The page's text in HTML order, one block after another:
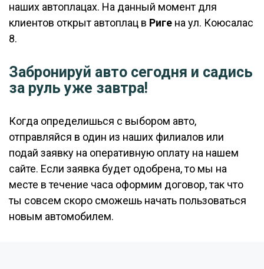
наших автоплацах. На данный момент для
клиентов открыт автоплац в Риге на ул. Коюсалас
8.
Забронируй авто сегодня и садись
за руль уже завтра!
Когда определишься с выбором авто,
отправляйся в один из наших филиалов или
подай заявку на оперативную оплату на нашем
сайте. Если заявка будет одобрена, то мы на
месте в течение часа оформим договор, так что
ты совсем скоро сможешь начать пользоваться
новым автомобилем.